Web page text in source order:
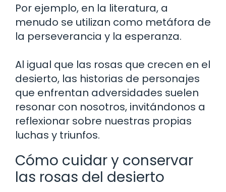
Por ejemplo, en la literatura, a
menudo se utilizan como metáfora de
la perseverancia y la esperanza.
Al igual que las rosas que crecen en el
desierto, las historias de personajes
que enfrentan adversidades suelen
resonar con nosotros, invitándonos a
reflexionar sobre nuestras propias
luchas y triunfos.
Cómo cuidar y conservar
las rosas del desierto